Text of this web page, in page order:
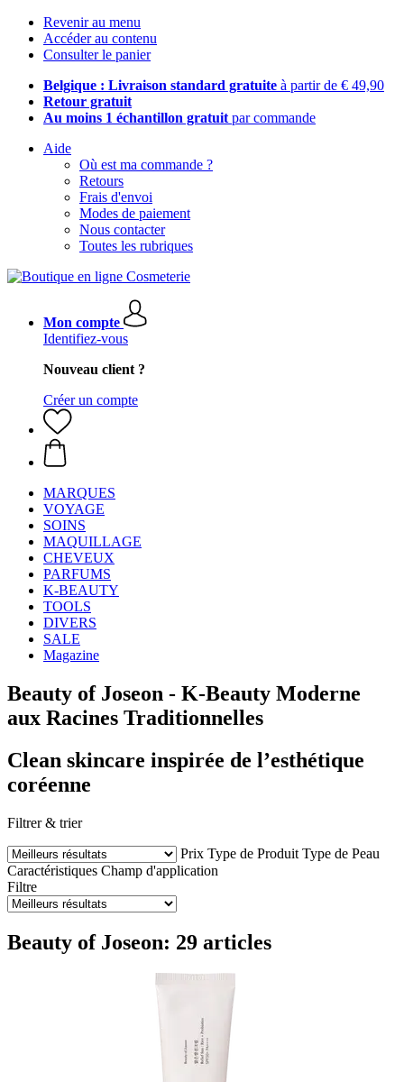
Revenir au menu
Accéder au contenu
Consulter le panier
Belgique : Livraison standard gratuite à partir de € 49,90
Retour gratuit
Au moins 1 échantillon gratuit par commande
Aide
Où est ma commande ?
Retours
Frais d'envoi
Modes de paiement
Nous contacter
Toutes les rubriques
Mon compte
Identifiez-vous
Nouveau client ?
Créer un compte
MARQUES
VOYAGE
SOINS
MAQUILLAGE
CHEVEUX
PARFUMS
K-BEAUTY
TOOLS
DIVERS
SALE
Magazine
Beauty of Joseon - K-Beauty Moderne
aux Racines Traditionnelles
Clean skincare inspirée de l’esthétique
coréenne
Filtrer & trier
Prix Type de Produit Type de Peau
Caractéristiques Champ d'application
Filtre
Beauty of Joseon: 29 articles